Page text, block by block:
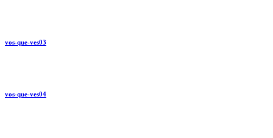
vos-que-ves03
vos-que-ves04